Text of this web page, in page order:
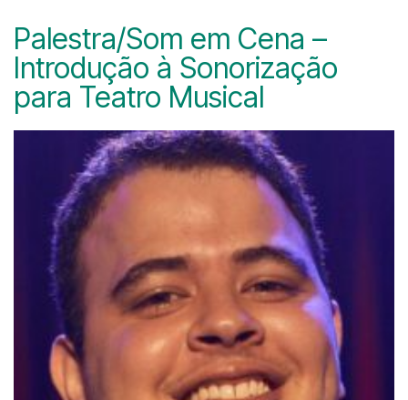
Palestra/Som em Cena –
Introdução à Sonorização
para Teatro Musical